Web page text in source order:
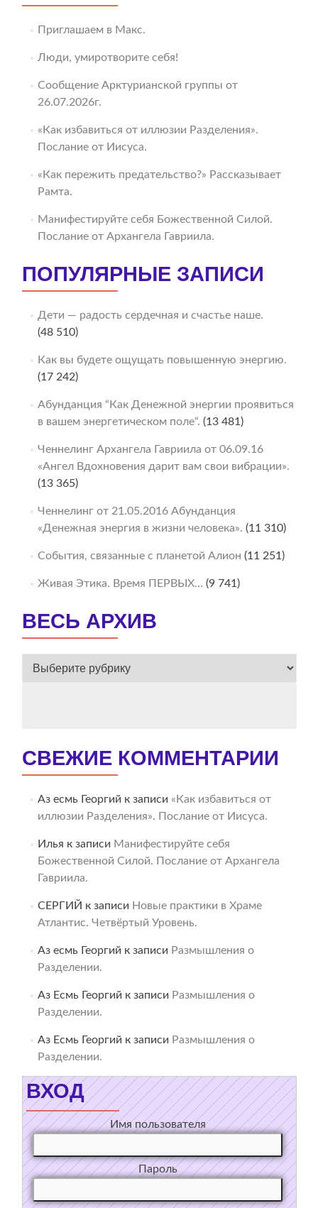
Приглашаем в Макс.
Люди, умиротворите себя!
Сообщение Арктурианской группы от
26.07.2026г.
«Как избавиться от иллюзии Разделения».
Послание от Иисуса.
«Как пережить предательство?» Рассказывает
Рамта.
Манифестируйте себя Божественной Силой.
Послание от Архангела Гавриила.
ПОПУЛЯРНЫЕ ЗАПИСИ
Дети — радость сердечная и счастье наше.
(48 510)
Как вы будете ощущать повышенную энергию.
(17 242)
Абунданция “Как Денежной энергии проявиться
в вашем энергетическом поле“. (13 481)
Ченнелинг Архангела Гавриила от 06.09.16
«Ангел Вдохновения дарит вам свои вибрации».
(13 365)
Ченнелинг от 21.05.2016 Абунданция
«Денежная энергия в жизни человека». (11 310)
События, связанные с планетой Алион (11 251)
Живая Этика. Время ПЕРВЫХ… (9 741)
ВЕСЬ АРХИВ
ВЕСЬ
СВЕЖИЕ КОММЕНТАРИИ
Аз есмь Георгий к записи «Как избавиться от
иллюзии Разделения». Послание от Иисуса.
Илья к записи Манифестируйте себя
Божественной Силой. Послание от Архангела
Гавриила.
СЕРГИЙ к записи Новые практики в Храме
Атлантис. Четвёртый Уровень.
Аз есмь Георгий к записи Размышления о
Разделении.
Аз Есмь Георгий к записи Размышления о
Разделении.
Аз Есмь Георгий к записи Размышления о
Разделении.
ВХОД
Имя пользователя
Пароль